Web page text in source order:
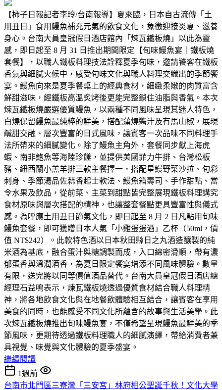
【柿子日報記者李玲/台南報導】夏來臨，日本自古流傳「土
用丑日」食用鰻魚補充元氣的飲食文化，象徵迎接炎夏、滋養
身心。台南大員皇冠假日酒店館內「煉瓦鐵板燒」以此為靈
感，即日起至 8 月 31 日推出期間限定【旬味鰻魚宴｜鐵板燒
套餐】，以職人鐵板料理技法詮釋夏季旬味，邀請饕客在鐵板
香氣與細膩火候中，感受旬味文化與職人料理交織出的季節饗
宴。鰻魚向來是夏季餐桌上的經典食材，細緻柔嫩的肉質富含
鮮甜滋味，經鐵板高溫炙烤後更能完整鎖住油脂與香氣。本次
煉瓦鐵板燒嚴選優質鰻魚，以兩種不同風味呈現其迷人特色，
白燒保留鰻魚最純粹的鮮美，搭配蒲燒醬汁及有馬山椒，展現
鹹甜交融、層次豐富的日式風味，讓賓客一次品味不同料理手
法所帶來的細膩變化。除了鰻魚主角外，套餐同步獻上海虎
蝦、南非鮑魚等海陸珍饈，並提供美國菲力牛排、台灣松板
豬、紐西蘭小羔羊排三款主餐擇一，搭配星鰻野菜沙拉、旬彩
刺身、季節湯品佐蒜香起士軟法、鰻魚箱壽司、手作甜點、當
令水果及飲品，從前菜、主菜到甜點皆完整展現鐵板料理講究
食材原味與層次搭配的精神，也讓整套餐點更具豐富性與儀式
感。為呼應土用丑日節氣文化，即日起至 8 月 2 日凡點用旬味
鰻魚套餐，即可獲贈日本人氣「小雞蛋蛋酒」乙杯（50ml，價
值 NT$242）。此款特色酒以日本秋田縣日之丸酒造釀製的純
米酒為基底，融合蛋汁與糖調製而成，入口綿密滑順，帶有濃
郁蛋香與溫潤酒香，為夏日限定饗宴增添不同風味體驗。數量
有限，送完將以同等價值酒品替代。台南大員皇冠假日酒店總
經理石益鳴表示，煉瓦鐵板燒透過優質食材結合職人料理精
神，將各地飲食文化與在地餐飲體驗相互結合，讓賓客在享用
美食的同時，也能感受不同文化所蘊含的故事與生活美學。此
次煉瓦鐵板燒推出旬味鰻魚宴，不僅希望呈現鰻魚最鮮美的季
節風味，更期待透過鐵板料理職人的細膩演繹，帶給消費者兼
具視覺、味覺與文化體驗的夏季盛宴。
繼續閱讀
1週前
台南市北門區三寮灣「三安宮」林府相公聖誕千秋！文化大學